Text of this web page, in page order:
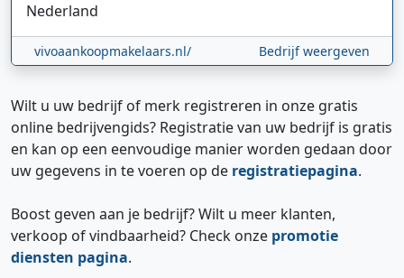
Nederland
vivoaankoopmakelaars.nl/ Bedrijf weergeven
Wilt u uw bedrijf of merk registreren in onze gratis
online bedrijvengids? Registratie van uw bedrijf is gratis
en kan op een eenvoudige manier worden gedaan door
uw gegevens in te voeren op de registratiepagina.
Boost geven aan je bedrijf? Wilt u meer klanten,
verkoop of vindbaarheid? Check onze promotie
diensten pagina.